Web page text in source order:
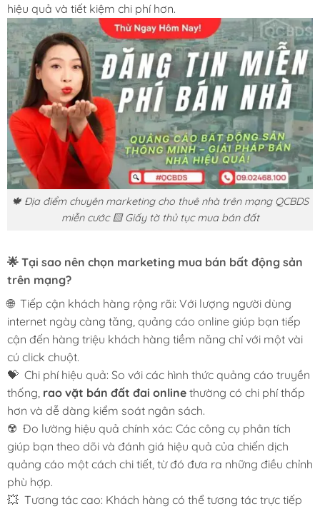
hiệu quả và tiết kiệm chi phí hơn.
🍁 Địa điểm chuyên marketing cho thuê nhà trên mạng QCBDS
miễn cước 🟨 Giấy tờ thủ tục mua bán đất
🌟 Tại sao nên chọn marketing mua bán bất động sản
trên mạng?
🌐 Tiếp cận khách hàng rộng rãi: Với lượng người dùng
internet ngày càng tăng, quảng cáo online giúp bạn tiếp
cận đến hàng triệu khách hàng tiềm năng chỉ với một vài
cú click chuột.
💝 Chi phí hiệu quả: So với các hình thức quảng cáo truyền
thống, rao vặt bán đất đai online thường có chi phí thấp
hơn và dễ dàng kiểm soát ngân sách.
☢️ Đo lường hiệu quả chính xác: Các công cụ phân tích
giúp bạn theo dõi và đánh giá hiệu quả của chiến dịch
quảng cáo một cách chi tiết, từ đó đưa ra những điều chỉnh
phù hợp.
💥 Tương tác cao: Khách hàng có thể tương tác trực tiếp